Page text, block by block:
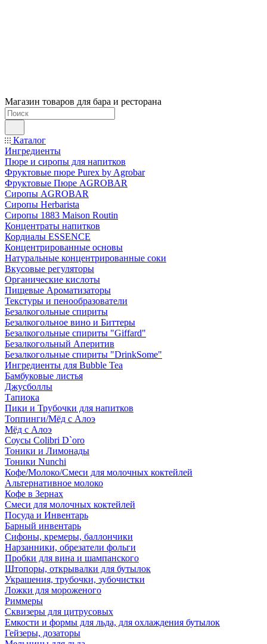
Магазин товаров для бара и ресторана
Каталог
Ингредиенты
Пюре и сиропы для напитков
Фруктовые пюре Purex by Agrobar
Фруктовые Пюре AGROBAR
Сиропы AGROBAR
Сиропы Herbarista
Сиропы 1883 Maison Routin
Концентраты напитков
Кордиалы ESSENCE
Концентрированные основы
Натуральные концентрированные соки
Вкусовые регуляторы
Органические кислоты
Пищевые Ароматизаторы
Текстуры и пенообразователи
Безалкогольные спириты
Безалкогольное вино и Биттеры
Безалкогольные спириты "Giffard"
Безалкогольный Аперитив
Безалкогольные спириты "DrinkSome"
Ингредиенты для Bubble Tea
Бамбуковые листья
Джусболлы
Тапиока
Пики и Трубочки для напитков
Топпинги/Мёд с Алоэ
Мёд с Алоэ
Соусы Colibri D`oro
Тоники и Лимонады
Тоники Nunchi
Кофе/Молоко/Смеси для молочных коктейлей
Альтернативное молоко
Кофе в Зернах
Смеси для молочных коктейлей
Посуда и Инвентарь
Барный инвентарь
Сифоны, кремеры, баллончики
Нарзанники, обрезатели фольги
Пробки для вина и шампанского
Штопоры, открывалки для бутылок
Украшения, трубочки, зубочистки
Ложки для мороженого
Риммеры
Сквизеры для цитрусовых
Емкости и формы для льда, для охлаждения бутылок
Гейзеры, дозаторы